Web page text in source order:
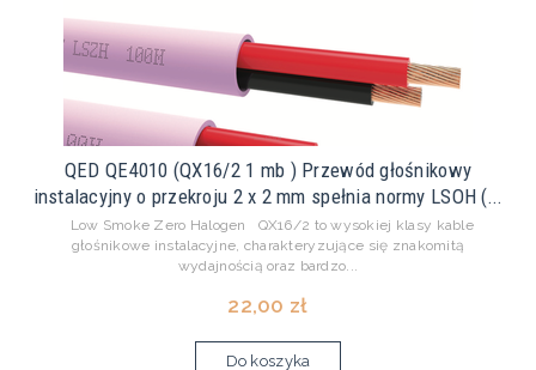
QED QE4010 (QX16/2 1 mb ) Przewód głośnikowy
instalacyjny o przekroju 2 x 2 mm spełnia normy LSOH (...
Low Smoke Zero Halogen QX16/2 to wysokiej klasy kable
głośnikowe instalacyjne, charakteryzujące się znakomitą
wydajnością oraz bardzo...
22,00 zł
Do koszyka